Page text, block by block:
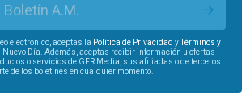
A.M.
electrónico, aceptas la Política de Privacidad yTérminos y
Nuevo Día. Además, aceptas recibir información u ofertas
o servicios de GFR Media, sus afiliadas o de terceros.
de los boletines en cualquier momento.